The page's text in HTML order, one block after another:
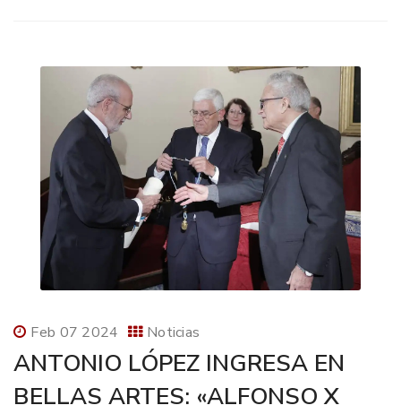
Feb 07 2024 Noticias
ANTONIO LÓPEZ INGRESA EN
BELLAS ARTES: «ALFONSO X